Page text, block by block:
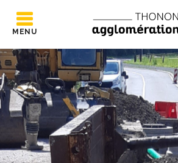
MENU